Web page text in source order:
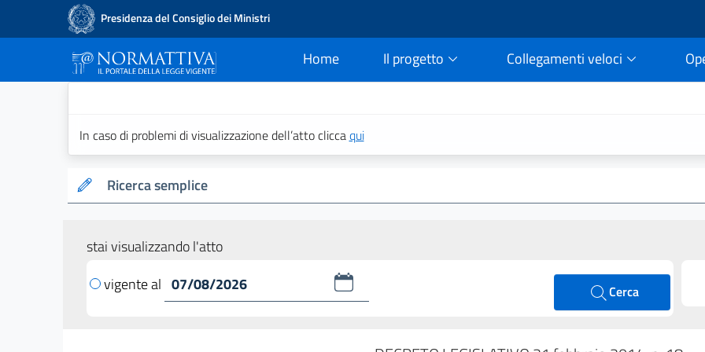
Presidenza del Consiglio dei Ministri
Home
current Il progetto Collegamenti veloci
In caso di problemi di visualizzazione dell’atto cliccaqui
Ricerca semplice
stai visualizzando l'atto
vigente al
Cerca